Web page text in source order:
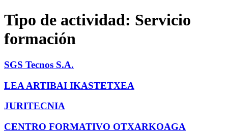
Tipo de actividad: Servicio
formación
SGS Tecnos S.A.
LEA ARTIBAI IKASTETXEA
JURITECNIA
CENTRO FORMATIVO OTXARKOAGA